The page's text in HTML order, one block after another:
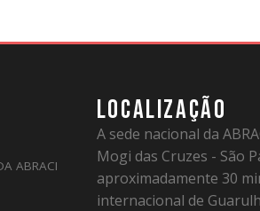
ABRACI
LOCALIZAÇÃO
A sede nacional da
Mogi das Cruzes - São
aproximadamente 30
internacional de